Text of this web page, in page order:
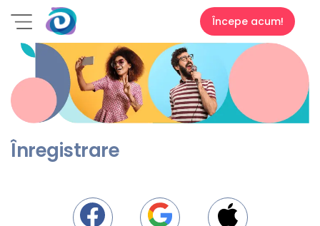
Începe acum!
Înregistrare